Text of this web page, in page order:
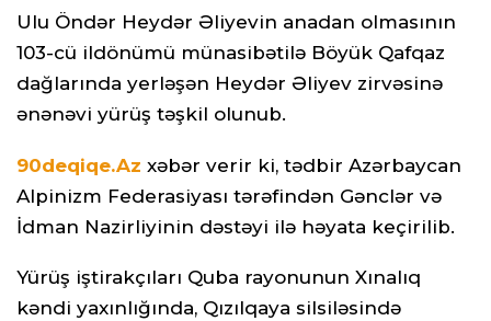
Ulu Öndər Heydər Əliyevin anadan olmasının
103-cü ildönümü münasibətilə Böyük Qafqaz
dağlarında yerləşən Heydər Əliyev zirvəsinə
ənənəvi yürüş təşkil olunub.
90deqiqe.Az xəbər verir ki, tədbir Azərbaycan
Alpinizm Federasiyası tərəfindən Gənclər və
İdman Nazirliyinin dəstəyi ilə həyata keçirilib.
Yürüş iştirakçıları Quba rayonunun Xınalıq
kəndi yaxınlığında, Qızılqaya silsiləsində